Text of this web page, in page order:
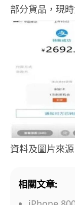
部分貨品，現
資料及圖片來源
相關文章: